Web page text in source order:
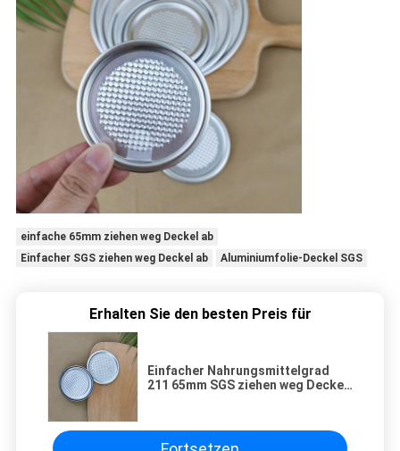
einfache 65mm ziehen weg Deckel ab
Einfacher SGS ziehen weg Deckel ab
Aluminiumfolie-Deckel SGS
Erhalten Sie den besten Preis für
Einfacher Nahrungsmittelgrad
211 65mm SGS ziehen weg Deckel